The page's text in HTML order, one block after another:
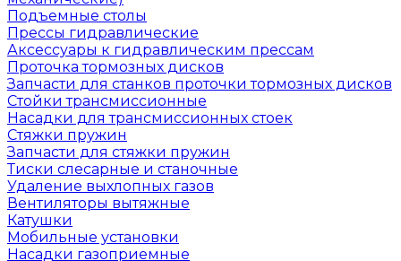
Подъемные столы
Прессы гидравлические
Аксессуары к гидравлическим прессам
Проточка тормозных дисков
Запчасти для станков проточки тормозных дисков
Стойки трансмиссионные
Насадки для трансмиссионных стоек
Стяжки пружин
Запчасти для стяжки пружин
Тиски слесарные и станочные
Удаление выхлопных газов
Вентиляторы вытяжные
Катушки
Мобильные установки
Насадки газоприемные